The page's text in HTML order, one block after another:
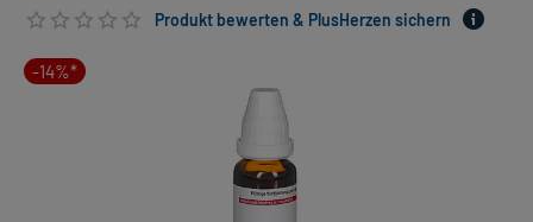
Produkt bewerten & PlusHerzen sichern
-14%*